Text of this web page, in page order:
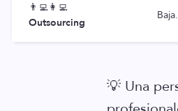
👨‍💻👩‍💻
Outsourcing
💡 Una